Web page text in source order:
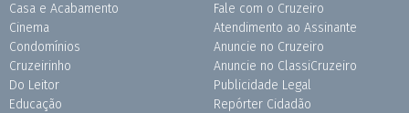
Casa e Acabamento
Cinema
Condomínios
Cruzeirinho
Do Leitor
Educação
Fale com o Cruzeiro
Atendimento ao Assinante
Anuncie no Cruzeiro
Anuncie no ClassiCruzeiro
Publicidade Legal
Repórter Cidadão